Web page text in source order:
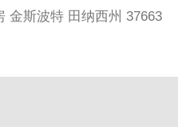
金斯波特 田纳西州 37663